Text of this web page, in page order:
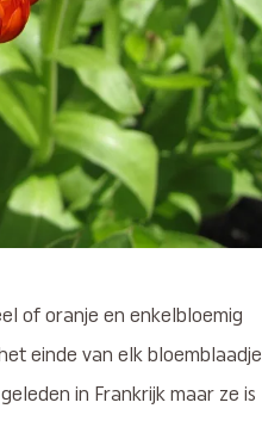
of oranje en enkelbloemig
einde van elk bloemblaadje
in Frankrijk maar ze is